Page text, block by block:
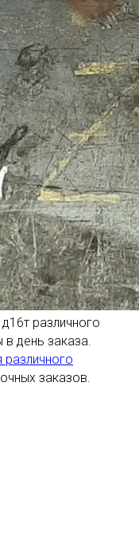
различного
в день заказа.
различного
заказов.